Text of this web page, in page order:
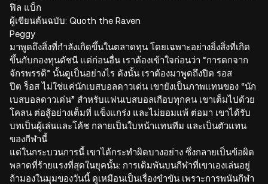
ฟิล แบ็ก
ผู้เขียนต้นฉบับ: Quoth the Raven
Peggy
มาพูดถึงสิ่งที่กำลังเกิดขึ้นในตลาดทุน โดยเฉพาะอย่างยิ่งสิ่งที่เกิด
ขึ้นกับกองทุนดัชนี แต่ก่อนอื่น เราต้องเข้าใจก่อนว่า “การตกจาก
จักรพรรดิ” นั้นดูเป็นอย่างไร ดังนั้น เราต้องมาพูดถึงปีต รอส
ปีต ร็อส ไม่ใช่แค่นักเบสบอลดาวเด่น เขายังเป็นภาพแทนของ “นัก
เบสบอลดาวเด่น” สำหรับแฟนเบสบอลเกือบทุกคน เขาเต็มไปด้วย
โคลน ต่อสู้อย่างเต็มที่ แข็งแกร่ง และไม่ยอมแพ้ ต่อมา เขาได้รับ
บทเป็นผู้เล่นและโค้ช กลายเป็นใบหน้าแทนทีม และเป็นตัวแทน
ของกีฬานี้
แต่ในกระบวนการนี้ เขาได้กระทำผิดบางอย่าง ซึ่งกลายเป็นข้อผิด
พลาดที่ร้ายแรงที่สุดในยุคนั้น: การเดิมพันบนกีฬาที่เขาเองเล่นอยู่
ถ้ามองในมุมของวันนี้ ดูเหมือนเป็นเรื่องขำขัน เพราะการพนันกีฬา